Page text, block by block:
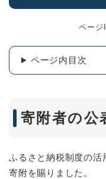
ページ
ページ内目次
寄附者の公
ふるさと納税制度の活
寄附を賜りました。